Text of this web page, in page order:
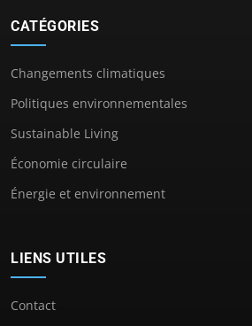
CATÉGORIES
Changements climatiques
Politiques environnementales
Sustainable Living
Économie circulaire
Énergie et environnement
LIENS UTILES
Contact